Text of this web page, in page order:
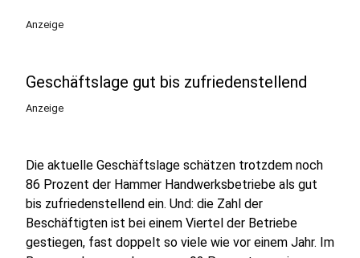
Anzeige
Geschäftslage gut bis zufriedenstellend
Anzeige
Die aktuelle Geschäftslage schätzen trotzdem noch
86 Prozent der Hammer Handwerksbetriebe als gut
bis zufriedenstellend ein. Und: die Zahl der
Beschäftigten ist bei einem Viertel der Betriebe
gestiegen, fast doppelt so viele wie vor einem Jahr. Im